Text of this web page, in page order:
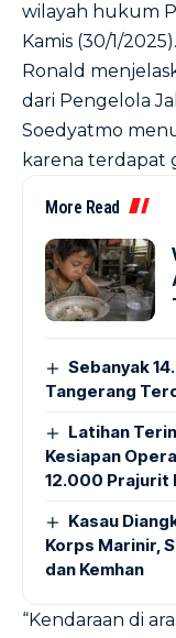
wilayah hukum
Kamis (30/1/2025).
Ronald
dari Pengelola
Soedyatmo
karena terdapat
More Read
Sebanyak
Tangerang
Latihan
Kesiapan
12.000 Prajurit
Kasau
Korps Marinir,
dan Kemhan
“Kendaraan di